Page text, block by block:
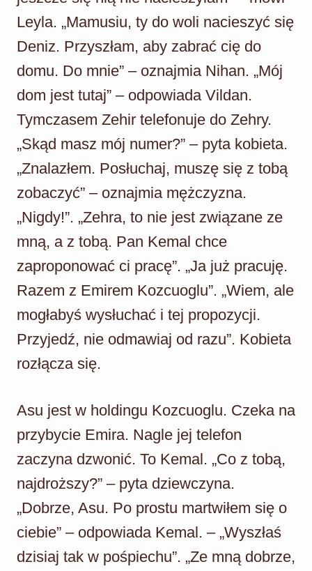
Leyla. „Mamusiu, ty do woli nacieszyć się
Deniz. Przyszłam, aby zabrać cię do
domu. Do mnie” – oznajmia Nihan. „Mój
dom jest tutaj” – odpowiada Vildan.
Tymczasem Zehir telefonuje do Zehry.
„Skąd masz mój numer?” – pyta kobieta.
„Znalazłem. Posłuchaj, muszę się z tobą
zobaczyć” – oznajmia mężczyzna.
„Nigdy!”. „Zehra, to nie jest związane ze
mną, a z tobą. Pan Kemal chce
zaproponować ci pracę”. „Ja już pracuję.
Razem z Emirem Kozcuoglu”. „Wiem, ale
mogłabyś wysłuchać i tej propozycji.
Przyjedź, nie odmawiaj od razu”. Kobieta
rozłącza się.
Asu jest w holdingu Kozcuoglu. Czeka na
przybycie Emira. Nagle jej telefon
zaczyna dzwonić. To Kemal. „Co z tobą,
najdroższy?” – pyta dziewczyna.
„Dobrze, Asu. Po prostu martwiłem się o
ciebie” – odpowiada Kemal. – „Wyszłaś
dzisiaj tak w pośpiechu”. „Ze mną dobrze,